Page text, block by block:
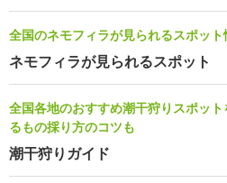
全国のネモフィラが見られるスポッ
ネモフィラが見られるスポット
全国各地のおすすめ潮干狩りスポッ
るもの採り方のコツも
潮干狩りガイド